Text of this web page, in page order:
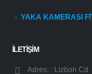
YAKA KAMERASI
İLETİŞİM
Adres: : Lizbon Cd.